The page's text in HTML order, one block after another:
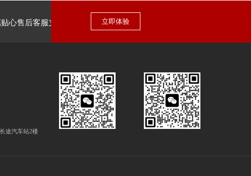
心售后客服支持 立即体验
途汽车站2楼